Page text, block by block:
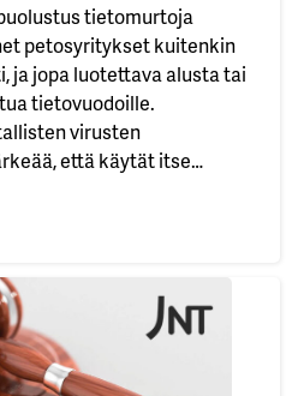
tietomurtoja
petosyritykset kuitenkin
ja jopa luotettava alusta tai
tietovuodoille.
virusten
että käytät itse
tili, jossa
ja menetät tilisi
paljastunutta chat-historiaa